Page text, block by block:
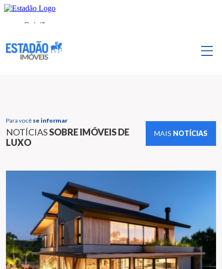
Para você se informar
NOTÍCIASSOBRE IMÓVEIS DE
LUXO
MAIS NOTÍCIAS